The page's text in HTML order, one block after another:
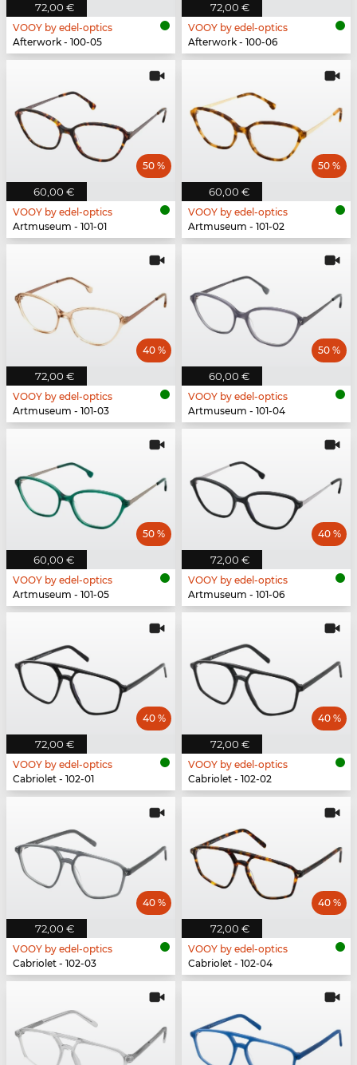
72,00 €
VOOY by edel-optics
Afterwork - 100-05
72,00 €
VOOY by edel-optics
Afterwork - 100-06
60,00 €
50 %
VOOY by edel-optics
Artmuseum - 101-01
60,00 €
50 %
VOOY by edel-optics
Artmuseum - 101-02
72,00 €
40 %
VOOY by edel-optics
Artmuseum - 101-03
60,00 €
50 %
VOOY by edel-optics
Artmuseum - 101-04
60,00 €
50 %
VOOY by edel-optics
Artmuseum - 101-05
72,00 €
40 %
VOOY by edel-optics
Artmuseum - 101-06
72,00 €
40 %
VOOY by edel-optics
Cabriolet - 102-01
72,00 €
40 %
VOOY by edel-optics
Cabriolet - 102-02
72,00 €
40 %
VOOY by edel-optics
Cabriolet - 102-03
72,00 €
40 %
VOOY by edel-optics
Cabriolet - 102-04